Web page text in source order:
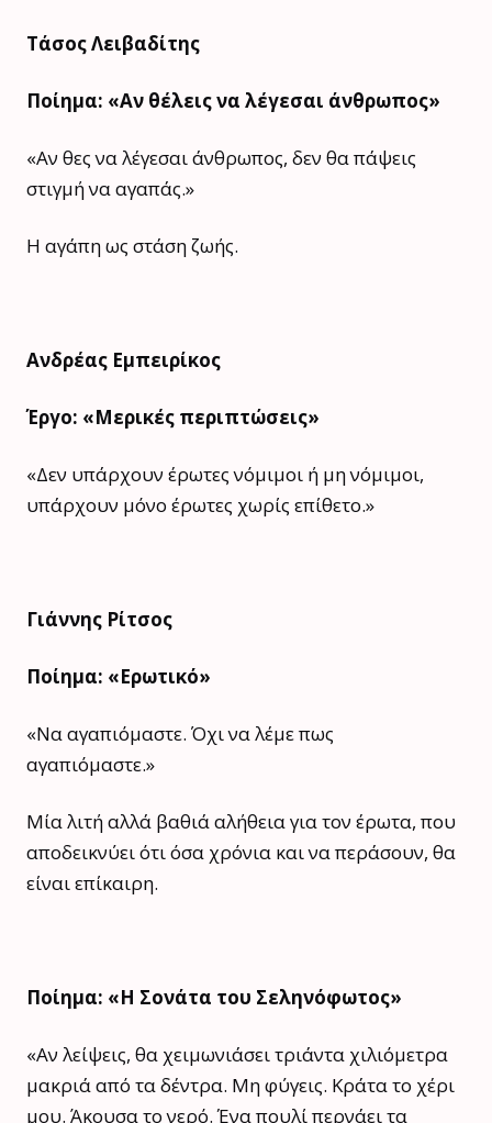
Τάσος Λειβαδίτης
Ποίημα: «Αν θέλεις να λέγεσαι άνθρωπος»
«Αν θες να λέγεσαι άνθρωπος, δεν θα πάψεις
στιγμή να αγαπάς.»
Η αγάπη ως στάση ζωής.
Ανδρέας Εμπειρίκος
Έργο: «Μερικές περιπτώσεις»
«Δεν υπάρχουν έρωτες νόμιμοι ή μη νόμιμοι,
υπάρχουν μόνο έρωτες χωρίς επίθετο.»
Γιάννης Ρίτσος
Ποίημα: «Ερωτικό»
«Να αγαπιόμαστε. Όχι να λέμε πως
αγαπιόμαστε.»
Μία λιτή αλλά βαθιά αλήθεια για τον έρωτα, που
αποδεικνύει ότι όσα χρόνια και να περάσουν, θα
είναι επίκαιρη.
Ποίημα: «Η Σονάτα του Σεληνόφωτος»
«Αν λείψεις, θα χειμωνιάσει τριάντα χιλιόμετρα
μακριά από τα δέντρα. Μη φύγεις. Κράτα το χέρι
μου. Άκουσα το νερό. Ένα πουλί περνάει τα